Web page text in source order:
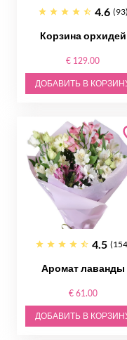
4.6 (93)
Корзина орхидей
€ 129.00
ДОБАВИТЬ В
4.5
Аромат лаванды
€ 61.00
ДОБАВИТЬ В